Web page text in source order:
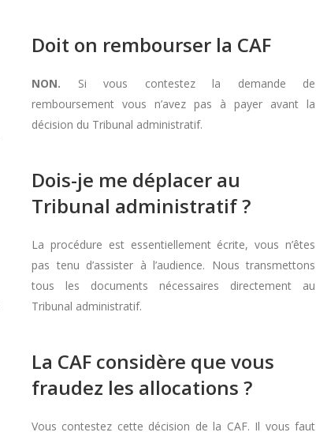
Doit on rembourser la CAF
NON. Si vous contestez la demande de
remboursement vous n’avez pas à payer avant la
décision du Tribunal administratif.
Dois-je me déplacer au
Tribunal administratif ?
La procédure est essentiellement écrite, vous n’êtes
pas tenu d’assister à l’audience. Nous transmettons
tous les documents nécessaires directement au
Tribunal administratif.
La CAF considère que vous
fraudez les allocations ?
Vous contestez cette décision de la CAF. Il vous faut